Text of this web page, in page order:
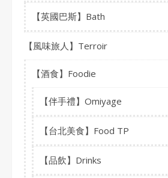
【英國巴斯】Bath
【風味旅人】Terroir
【酒食】Foodie
【伴手禮】Omiyage
【台北美食】Food TP
【品飲】Drinks